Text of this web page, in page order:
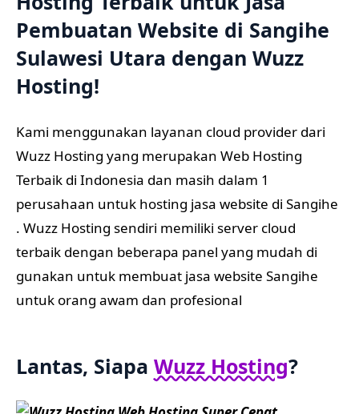
Pembuatan Website di Sangihe
Sulawesi Utara dengan Wuzz
Hosting!
Kami menggunakan layanan cloud provider dari
Wuzz Hosting yang merupakan Web Hosting
Terbaik di Indonesia dan masih dalam 1
perusahaan untuk hosting jasa website di Sangihe
. Wuzz Hosting sendiri memiliki server cloud
terbaik dengan beberapa panel yang mudah di
gunakan untuk membuat jasa website Sangihe
untuk orang awam dan profesional
Lantas, Siapa Wuzz Hosting?